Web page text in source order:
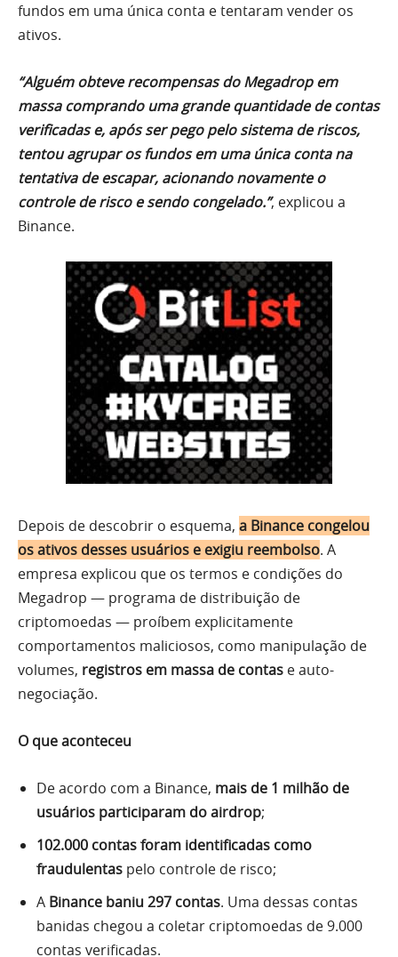
fundos em uma única conta e tentaram vender os
ativos.
“Alguém obteve recompensas do Megadrop em
massa comprando uma grande quantidade de contas
verificadas e, após ser pego pelo sistema de riscos,
tentou agrupar os fundos em uma única conta na
tentativa de escapar, acionando novamente o
controle de risco e sendo congelado.”, explicou a
Binance.
Depois de descobrir o esquema, a Binance congelou
os ativos desses usuários e exigiu reembolso. A
empresa explicou que os termos e condições do
Megadrop — programa de distribuição de
criptomoedas — proíbem explicitamente
comportamentos maliciosos, como manipulação de
volumes, registros em massa de contas e auto-
negociação.
O que aconteceu
De acordo com a Binance, mais de 1 milhão de
usuários participaram do airdrop;
102.000 contas foram identificadas como
fraudulentas pelo controle de risco;
A Binance baniu 297 contas. Uma dessas contas
banidas chegou a coletar criptomoedas de 9.000
contas verificadas.